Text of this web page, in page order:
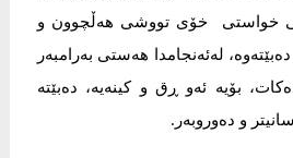
خواستی‌ خۆی‌ تووشی‌ هه‌ڵچوون و
له‌ئه‌نجامدا هه‌ستی‌ به‌رامبه‌ر
بۆیه‌ ئه‌و ڕق و كینه‌یه‌، ده‌بێته‌
و ده‌وروبه‌ر.